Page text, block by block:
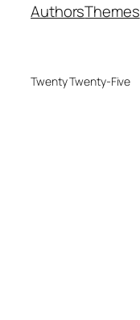
AuthorsThemes
Twenty Twenty-Five